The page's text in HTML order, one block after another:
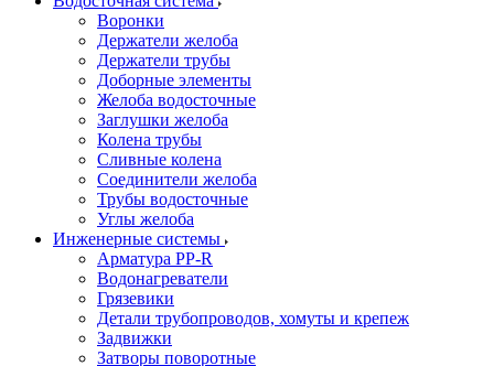
Воронки
Держатели желоба
Держатели трубы
Доборные элементы
Желоба водосточные
Заглушки желоба
Колена трубы
Сливные колена
Соединители желоба
Трубы водосточные
Углы желоба
Инженерные системы
Арматура PP-R
Водонагреватели
Грязевики
Детали трубопроводов, хомуты и крепеж
Задвижки
Затворы поворотные